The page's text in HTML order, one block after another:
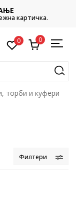
картичка.
0 0
торби и куфери
Филтери